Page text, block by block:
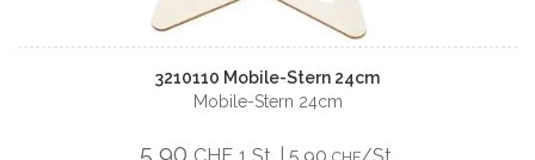
3210110 Mobile-Stern 24cm
Mobile-Stern 24cm
5,90